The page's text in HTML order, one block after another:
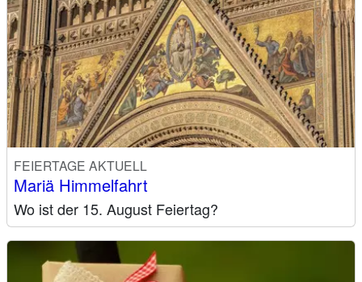
FEIERTAGE AKTUELL
Mariä Himmelfahrt
Wo ist der 15. August Feiertag?